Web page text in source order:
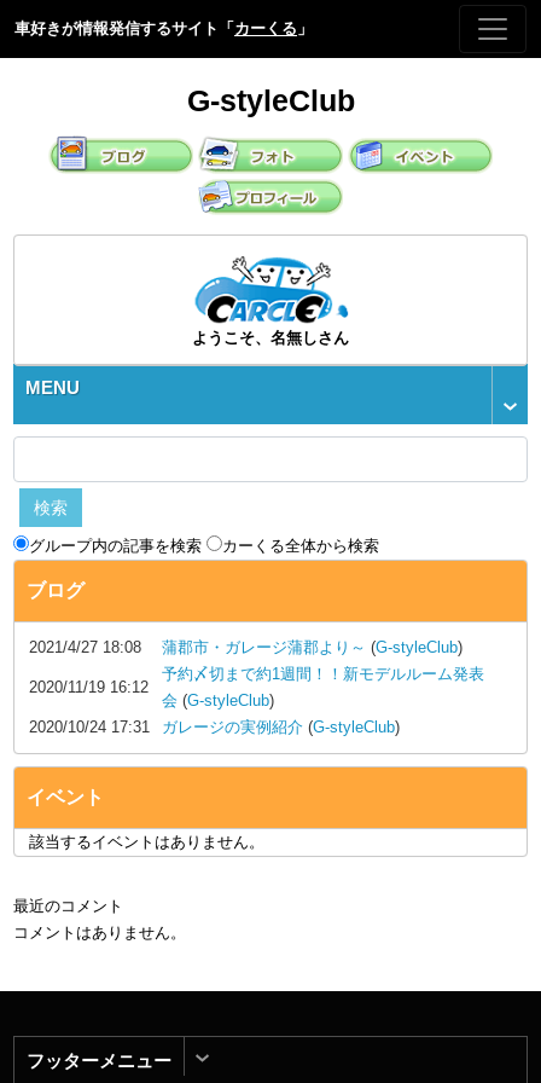
車好きが情報発信するサイト「 カーくる 」
G-styleClub
ようこそ、名無しさん
MENU
グループ内の記事を検索 カーくる全体から検索
ブログ
2021/4/27 18:08 蒲郡市・ガレージ蒲郡より～ (G-styleClub)
2020/11/19 16:12
予約〆切まで約1週間！！新モデルルーム発表
会 (G-styleClub)
2020/10/24 17:31
ガレージの実例紹介 (G-styleClub)
イベント
該当するイベントはありません。
最近のコメント
コメントはありません。
フッターメニュー